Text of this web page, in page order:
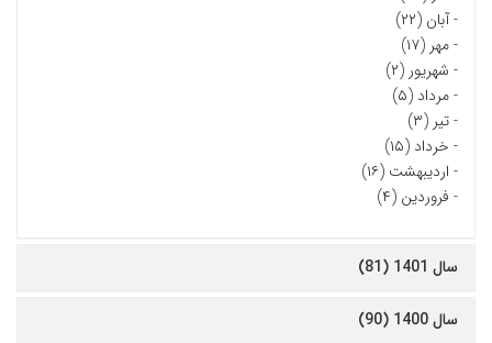
-آبان (۲۲)
-مهر (۱۷)
- شهریور (۲)
-مرداد (۵)
-تیر (۳)
- خرداد (۱۵)
- اردیبهشت (۱۶)
- فروردین (۴)
سال 1401 (81)
سال 1400 (90)